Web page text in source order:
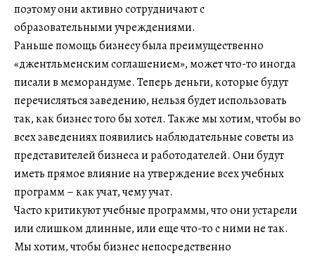
поэтому они активно сотрудничают с
образовательными учреждениями.
Раньше помощь бизнесу была преимущественно
«джентльменским соглашением», может что-то иногда
писали в меморандуме. Теперь деньги, которые будут
перечисляться заведению, нельзя будет использовать
так, как бизнес того бы хотел. Также мы хотим, чтобы во
всех заведениях появились наблюдательные советы из
представителей бизнеса и работодателей. Они будут
иметь прямое влияние на утверждение всех учебных
программ – как учат, чему учат.
Часто критикуют учебные программы, что они устарели
или слишком длинные, или еще что-то с ними не так.
Мы хотим, чтобы бизнес непосредственно